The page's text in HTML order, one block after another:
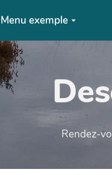
Menu exemple
Rendez-